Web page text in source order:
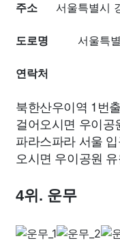
주소 서울특별시
도로명 서울특
연락처
북한산우이역 1번
걸어오시면 우이
파라스파라 서울
오시면 우이공원
4위. 운무